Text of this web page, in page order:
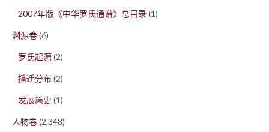
2007年版《中华罗氏通谱》总目录(1)
渊源卷(6)
罗氏起源(2)
播迁分布(2)
发展简史 (1)
人物卷(2,348)